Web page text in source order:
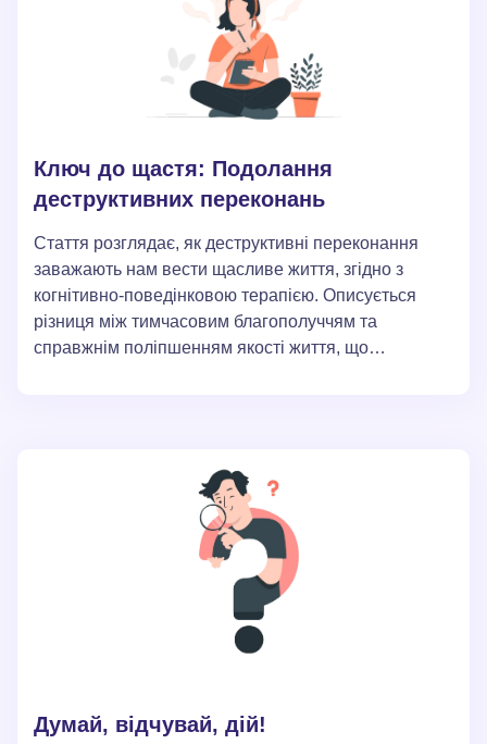
Ключ до щастя: Подолання
деструктивних переконань
Стаття розглядає, як деструктивні переконання
заважають нам вести щасливе життя, згідно з
когнітивно-поведінковою терапією. Описується
різниця між тимчасовим благополуччям та
справжнім поліпшенням якості життя, що
та корекції цих переконань, що сприяє
довгостроковому емоційному благополуччю.
Думай, відчувай, дій!